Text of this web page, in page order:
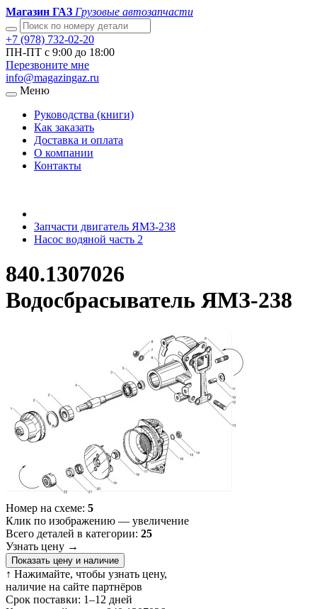
Магазин ГАЗ Грузовые автозапчасти
+7 (978) 732-02-20
ПН-ПТ с 9:00 до 18:00
Перезвоните мне
info@magazingaz.ru
Меню
Руководства (книги)
Как заказать
Доставка и оплата
О компании
Контакты
Запчасти двигатель ЯМЗ-238
Насос водяной часть 2
840.1307026
Водосбрасыватель ЯМЗ-238
Номер на схеме: 5
Клик по изображению — увеличение
Всего деталей в категории: 25
Узнать цену →
Показать цену и наличие
↑ Нажимайте, чтобы узнать цену,
наличие на сайте партнёров
Срок поставки: 1–12 дней